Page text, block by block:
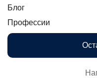
Блог
Профессии